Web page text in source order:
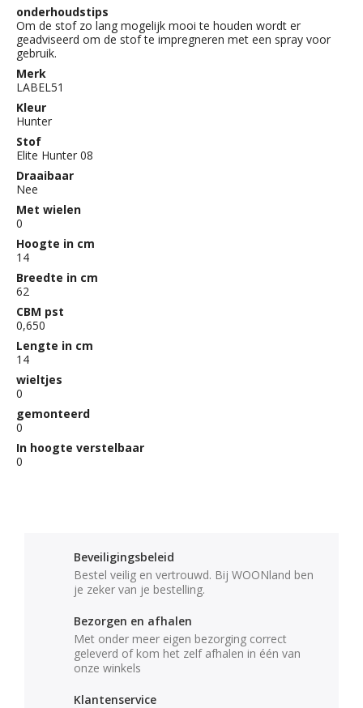
onderhoudstips
Om de stof zo lang mogelijk mooi te houden wordt er
geadviseerd om de stof te impregneren met een spray voor
gebruik.
Merk
LABEL51
Kleur
Hunter
Stof
Elite Hunter 08
Draaibaar
Nee
Met wielen
0
Hoogte in cm
14
Breedte in cm
62
CBM pst
0,650
Lengte in cm
14
wieltjes
0
gemonteerd
0
In hoogte verstelbaar
0
Beveiligingsbeleid
Bestel veilig en vertrouwd. Bij WOONland ben
je zeker van je bestelling.
Bezorgen en afhalen
Met onder meer eigen bezorging correct
geleverd of kom het zelf afhalen in één van
onze winkels
Klantenservice